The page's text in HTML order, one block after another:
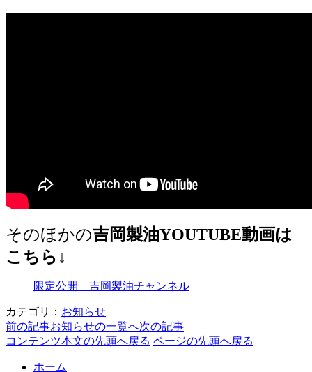
そのほかの吉岡製油YOUTUBE動画は
こちら↓
限定公開 吉岡製油チャンネル
カテゴリ： お知らせ
前の記事お知らせの一覧へ次の記事
コンテンツ本文の先頭へ戻る ページの先頭へ戻る
ホーム